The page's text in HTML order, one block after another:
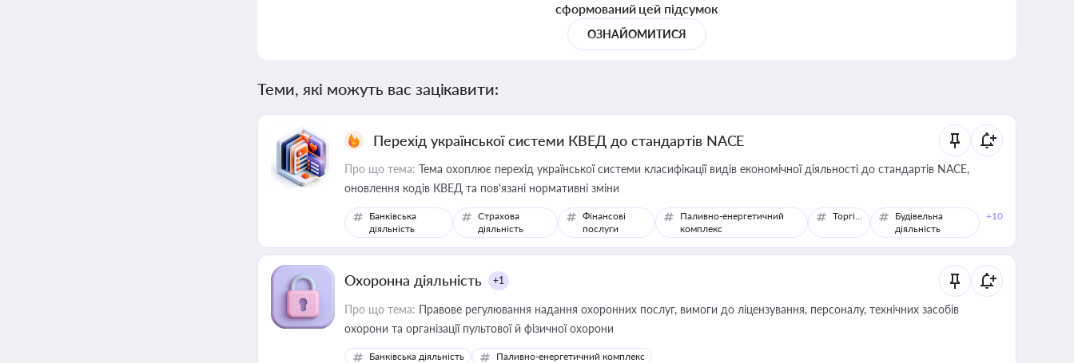
сформований цей підсумок
ОЗНАЙОМИТИСЯ
Теми, які можуть вас зацікавити:
Перехід української системи КВЕД до стандартів NACE
Про що тема: Тема охоплює перехід української системи класифікації видів економічної діяльності до стандартів NACE,
оновлення кодів КВЕД та пов'язані нормативні зміни
Банківська
діяльність
Страхова
діяльність
Фінансові
послуги
Паливно-енергетичний
комплекс
Торгівля
Будівельна
діяльність
+10
Охоронна діяльність +1
Про що тема: Правове регулювання надання охоронних послуг, вимоги до ліцензування, персоналу, технічних засобів
охорони та організації пультової й фізичної охорони
Банківська діяльність Паливно-енергетичний комплекс